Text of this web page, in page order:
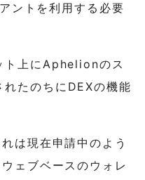
ントを利用する必要
ト上にAphelionのス
たのちにDEXの機能
は現在申請中のよう
ェブベースのウォレ